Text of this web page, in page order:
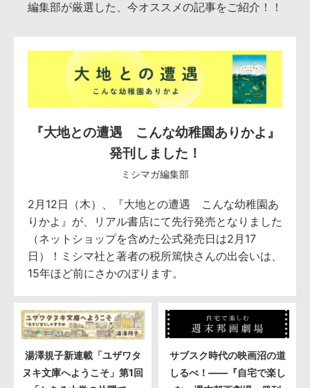
編集部が厳選した、今オススメの記事をご紹介！！
『大地との遭遇 こんな幼稚園ありかよ』
発刊しました！
ミシマガ編集部
2月12日（木）、『大地との遭遇 こんな幼稚園あ
りかよ』が、リアル書店にて先行発売となりました
（ネットショップを含めた公式発売日は2月17
日）！ミシマ社と著者の税所篤快さんの出会いは、
15年ほど前にさかのぼります。
湯澤規子新連載「ユザワタ
ヌキ文庫へようこそ」第1回
サブスク時代の映画沼の道
しるべ！――『自宅で楽し